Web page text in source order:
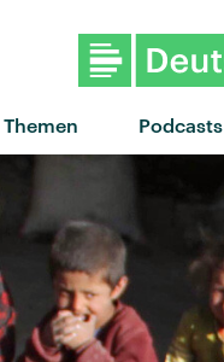
Themen Podcasts